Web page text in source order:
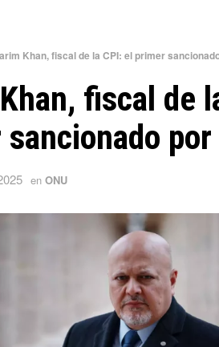
Khan, fiscal de la CPI: el primer
fiscal de
por
en ONU